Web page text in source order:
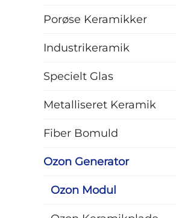
Porøse Keramikker
Industrikeramik
Specielt Glas
Metalliseret Keramik
Fiber Bomuld
Ozon Generator
Ozon Modul